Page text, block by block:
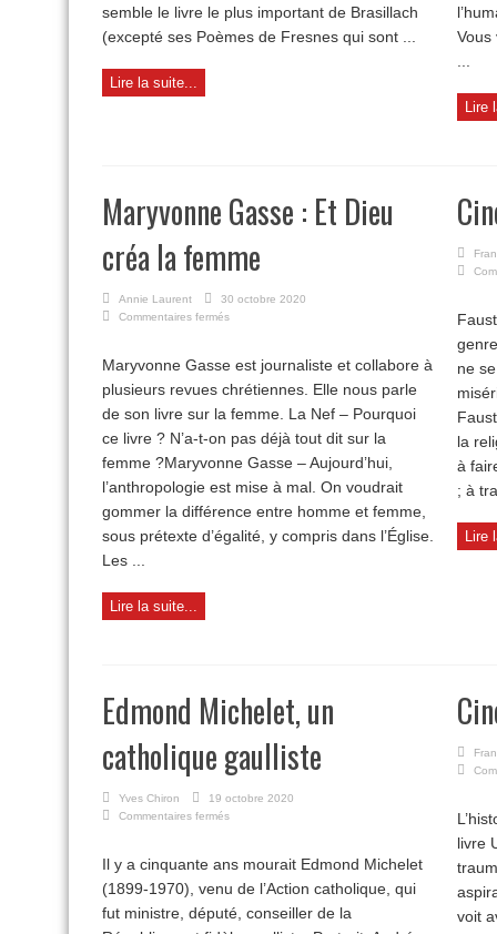
semble le livre le plus important de Brasillach
(excepté ses Poèmes de Fresnes qui sont ...
Lire la suite...
Vous
Lire
Maryvonne Gasse : Et Dieu
créa la femme
Annie Laurent
30 octobre 2020
Commentaires fermés
:
Et
créa
la
femme
Maryvonne Gasse est journaliste et collabore à
plusieurs revues chrétiennes. Elle nous parle
de son livre sur la femme. La Nef – Pourquoi
ce livre ? N’a-t-on pas déjà tout dit sur la
femme ?Maryvonne Gasse – Aujourd’hui,
l’anthropologie est mise à mal. On voudrait
gommer la différence entre homme et femme,
sous prétexte d’égalité, y compris dans l’Église.
Les ...
Lire la suite...
ne
la
à
; à
Lire
Edmond Michelet, un
catholique gaulliste
Yves Chiron
19 octobre 2020
Commentaires fermés
un
catholique
Il y a cinquante ans mourait Edmond Michelet
(1899-1970), venu de l’Action catholique, qui
fut ministre, député, conseiller de la
livre
voit